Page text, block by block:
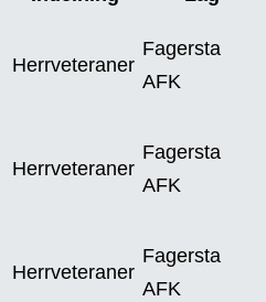
Herrveteraner
Fagersta
AFK
Herrveteraner
Fagersta
AFK
Herrveteraner
Fagersta
AFK